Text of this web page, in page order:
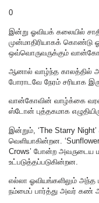
0
இன்று ஓவியக் கலையில்
முன்மாதிரியாகக் கொண்டு
ஒவ்வொருவருக்கும் வான்கோ,
ஆனால் வாழ்ந்த காலத்தில்
போராடவே நேரம் சரியாக
வான்கோவின் வாழ்க்கை
ஸ்டோன் புத்தகமாக
இன்றும், ‘The Starry
வெளியாகின்றன.
Crows’ போன்ற அவருடைய
உட்படுத்தப்படுகின்றன.
எல்லா ஓவியங்களிலும்
நம்மைப் பார்த்து அவர் கண்